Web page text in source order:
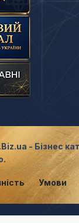
- Бізнес
Умови